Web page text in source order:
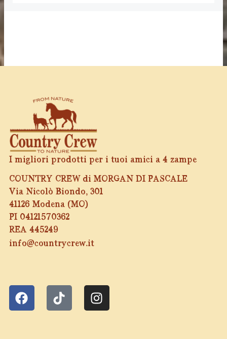
I migliori prodotti per i tuoi amici a 4 zampe
COUNTRY CREW di MORGAN DI PASCALE
Via Nicolò Biondo, 301
41126 Modena (MO)
PI 04121570362
REA 445249
info@countrycrew.it
e
b
t
o
t
a